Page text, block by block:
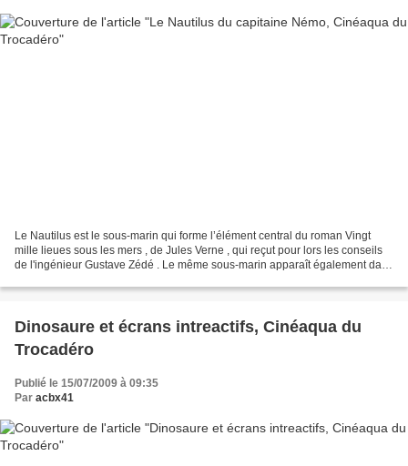
Le Nautilus est le sous-marin qui forme l’élément central du roman Vingt
mille lieues sous les mers , de Jules Verne , qui reçut pour lors les conseils
de l'ingénieur Gustave Zédé . Le même sous-marin apparaît également dans
Dinosaure et écrans intreactifs, Cinéaqua du
Trocadéro
Publié le 15/07/2009 à 09:35
Par acbx41